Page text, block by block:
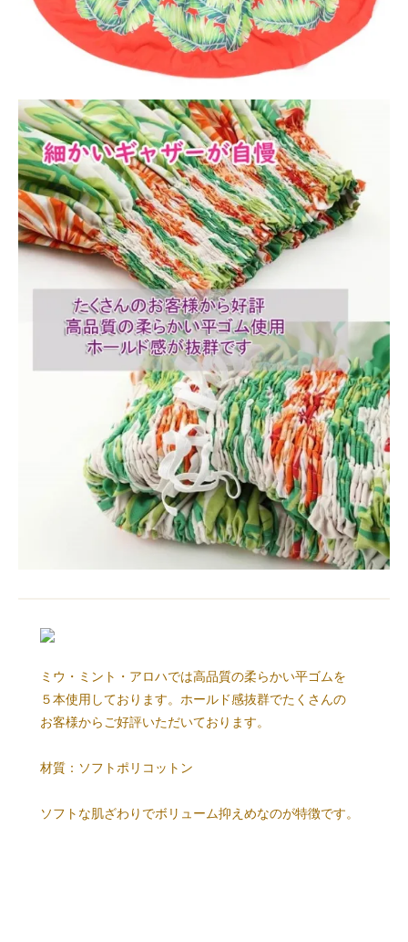
ミウ・ミント・アロハでは高品質の柔らかい平ゴムを
５本使用しております。ホールド感抜群でたくさんの
お客様からご好評いただいております。
材質：ソフトポリコットン
ソフトな肌ざわりでボリューム抑えめなのが特徴です。